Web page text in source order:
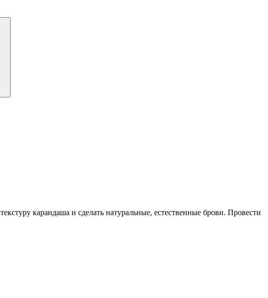
карандаша и сделать натуральные, естественные брови. Провести